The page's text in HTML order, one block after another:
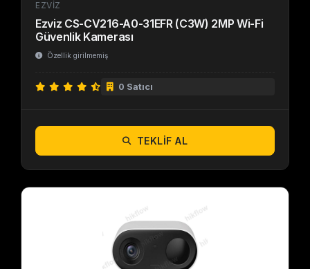
EZVIZ
Ezviz CS-CV216-A0-31EFR (C3W) 2MP Wi-Fi
Güvenlik Kamerası
Özellik girilmemiş
0 Satıcı
TEKLIF AL